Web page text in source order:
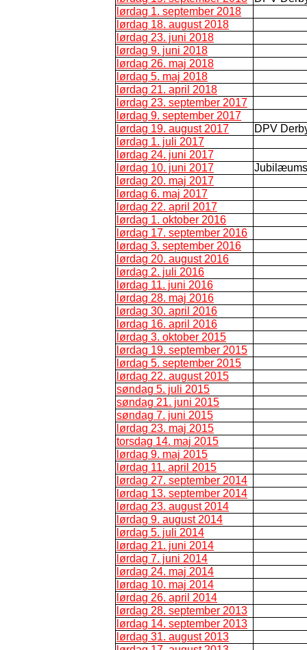
lørdag 1. september 2018
lørdag 18. august 2018
lørdag 23. juni 2018
lørdag 9. juni 2018
lørdag 26. maj 2018
lørdag 5. maj 2018
lørdag 21. april 2018
lørdag 23. september 2017
lørdag 9. september 2017
lørdag 19. august 2017
DPV
lørdag 1. juli 2017
lørdag 24. juni 2017
lørdag 10. juni 2017
lørdag 20. maj 2017
lørdag 6. maj 2017
lørdag 22. april 2017
lørdag 1. oktober 2016
lørdag 17. september 2016
lørdag 3. september 2016
lørdag 20. august 2016
lørdag 2. juli 2016
lørdag 11. juni 2016
lørdag 28. maj 2016
lørdag 30. april 2016
lørdag 16. april 2016
lørdag 3. oktober 2015
lørdag 19. september 2015
lørdag 5. september 2015
lørdag 22. august 2015
søndag 5. juli 2015
søndag 21. juni 2015
søndag 7. juni 2015
lørdag 23. maj 2015
torsdag 14. maj 2015
lørdag 9. maj 2015
lørdag 11. april 2015
lørdag 27. september 2014
lørdag 13. september 2014
lørdag 23. august 2014
lørdag 9. august 2014
lørdag 5. juli 2014
lørdag 21. juni 2014
lørdag 7. juni 2014
lørdag 24. maj 2014
lørdag 10. maj 2014
lørdag 26. april 2014
lørdag 28. september 2013
lørdag 14. september 2013
lørdag 31. august 2013